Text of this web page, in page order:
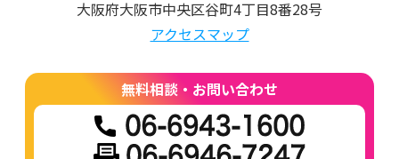
大阪府大阪市中央区谷町4丁目8番28号
アクセスマップ
無料相談・お問い合わせ